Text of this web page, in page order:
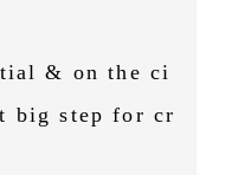
& on the ci
big step for cr